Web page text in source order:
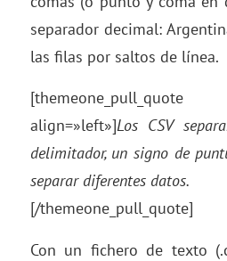
separador decimal:
las filas por saltos de línea.
align=»left»]Los CSV
delimitador, un signo de
separar diferentes datos.
[/themeone_pull_quote]
Con un fichero de texto